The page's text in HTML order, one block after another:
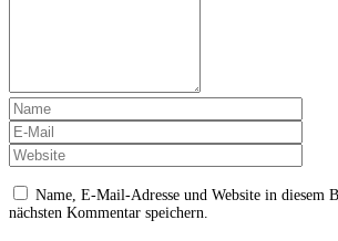
Name, E-Mail-Adresse und Website in diesem
nächsten Kommentar speichern.